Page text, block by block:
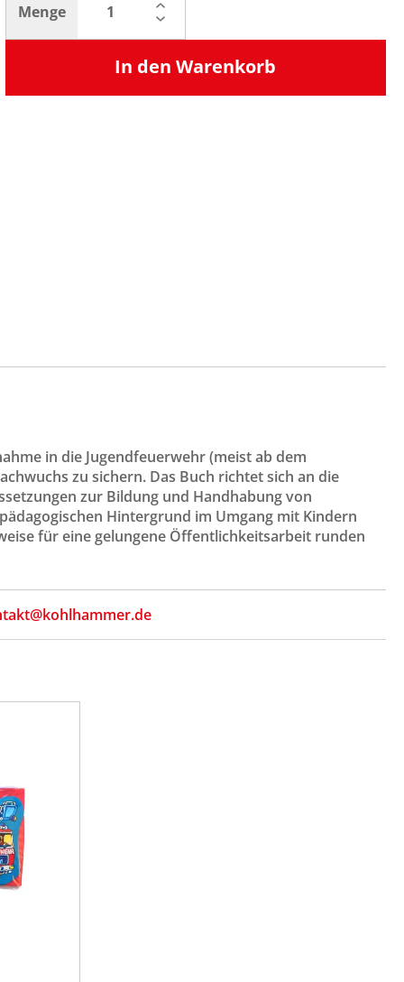
Menge
In den Warenkorb
in die Jugendfeuerwehr (meist ab dem
zu sichern. Das Buch richtet sich an die
zur Bildung und Handhabung von
Hintergrund im Umgang mit Kindern
für eine gelungene Öffentlichkeitsarbeit runden